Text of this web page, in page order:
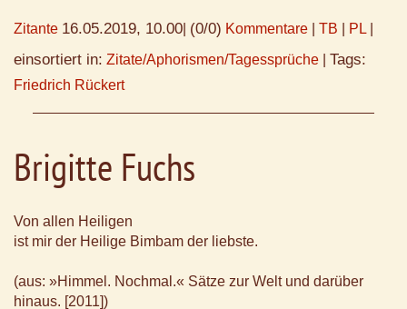
Zitante 16.05.2019, 10.00 (0/0) Kommentare TB PL
einsortiert in: Zitate/Aphorismen/Tagessprüche Tags:
Friedrich Rückert
Brigitte Fuchs
Von allen Heiligen
ist mir der Heilige Bimbam der liebste.
(aus: »Himmel. Nochmal.« Sätze zur Welt und darüber
hinaus. [2011])